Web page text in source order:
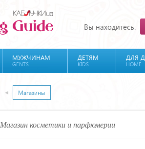
Вы находитесь:
МУЖЧИНАМ
GENTS
ДЕТЯМ
KIDS
ДЛЯ
HOME
Магазины
Магазин косметики и парфюмерии